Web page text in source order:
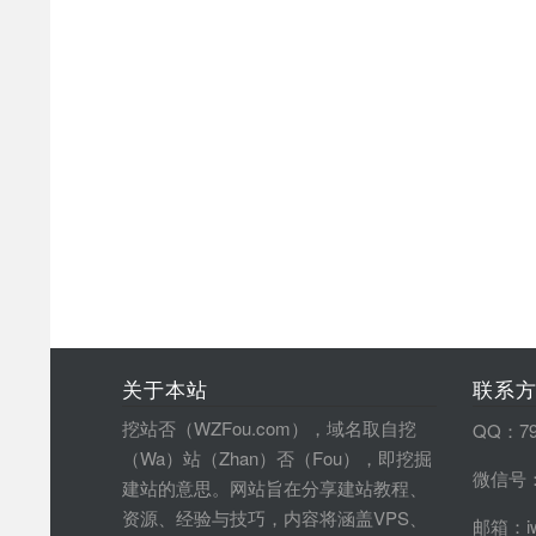
关于本站
挖站否（WZFou.com），域名取自挖
（Wa）站（Zhan）否（Fou），即挖掘
建站的意思。网站旨在分享建站教程、
资源、经验与技巧，内容将涵盖VPS、
联系
QQ：
微信号
邮箱：